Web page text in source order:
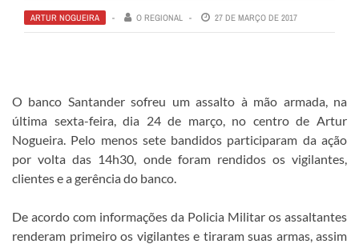
ARTUR NOGUEIRA O REGIONAL 27 DE MARÇO DE 2017
O banco Santander sofreu um assalto à mão armada, na
última sexta-feira, dia 24 de março, no centro de Artur
Nogueira. Pelo menos sete bandidos participaram da ação
por volta das 14h30, onde foram rendidos os vigilantes,
clientes e a gerência do banco.
De acordo com informações da Policia Militar os assaltantes
renderam primeiro os vigilantes e tiraram suas armas, assim